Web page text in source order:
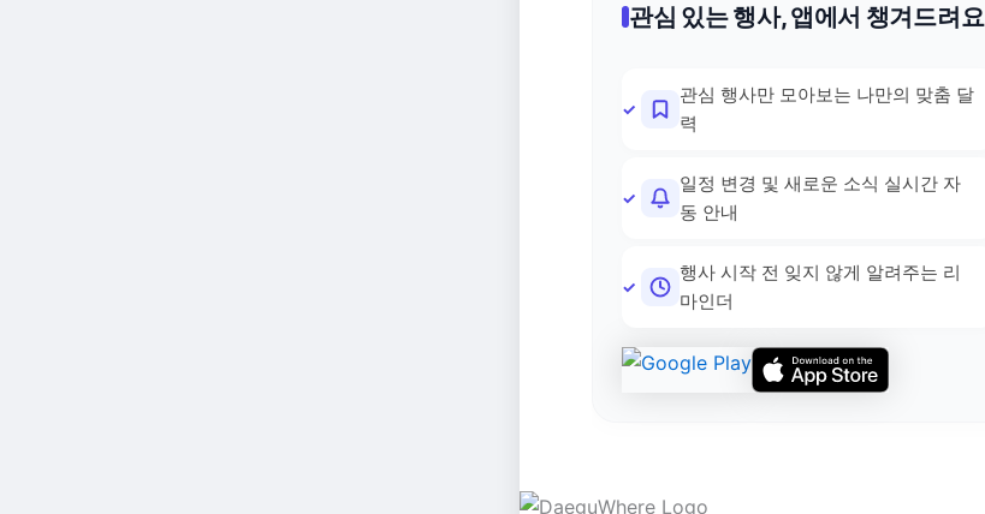
관심 있는 행사, 앱에서 챙겨드려요
관심 행사만 모아보는 나만의 맞춤 달
력
일정 변경 및 새로운 소식 실시간 자
동 안내
행사 시작 전 잊지 않게 알려주는 리
마인더